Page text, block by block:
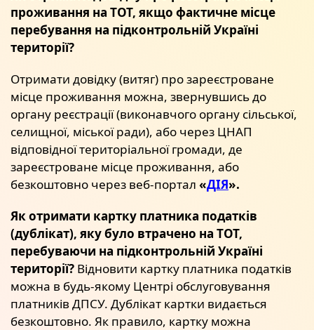
проживання на ТОТ, якщо фактичне місце
перебування на підконтрольній Україні
території?
Отримати довідку (витяг) про зареєстроване
місце проживання можна, звернувшись до
органу реєстрації (виконавчого органу сільської,
селищної, міської ради), або через ЦНАП
відповідної територіальної громади, де
зареєстроване місце проживання, або
безкоштовно через веб-портал «ДІЯ».
Як отримати картку платника податків
(дублікат), яку було втрачено на ТОТ,
перебуваючи на підконтрольній Україні
території? Відновити картку платника податків
можна в будь-якому Центрі обслуговування
платників ДПСУ. Дублікат картки видається
безкоштовно. Як правило, картку можна